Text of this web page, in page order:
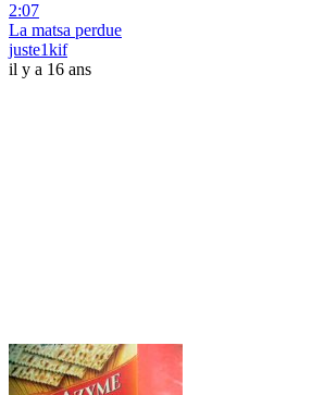
2:07
La matsa perdue
juste1kif
il y a 16 ans